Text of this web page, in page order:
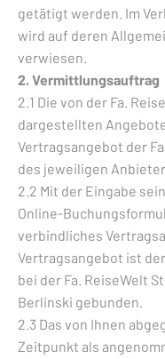
getätigt werden. Im
wird auf deren
verwiesen.
2. Vermittlungsauftrag
2.1 Die von der Fa.
dargestellten
Vertragsangebot der
des jeweiligen
2.2 Mit der Eingabe
Online-
verbindliches
Vertragsangebot ist
bei der Fa. ReiseWelt
Berlinski gebunden.
2.3 Das von Ihnen
Zeitpunkt als